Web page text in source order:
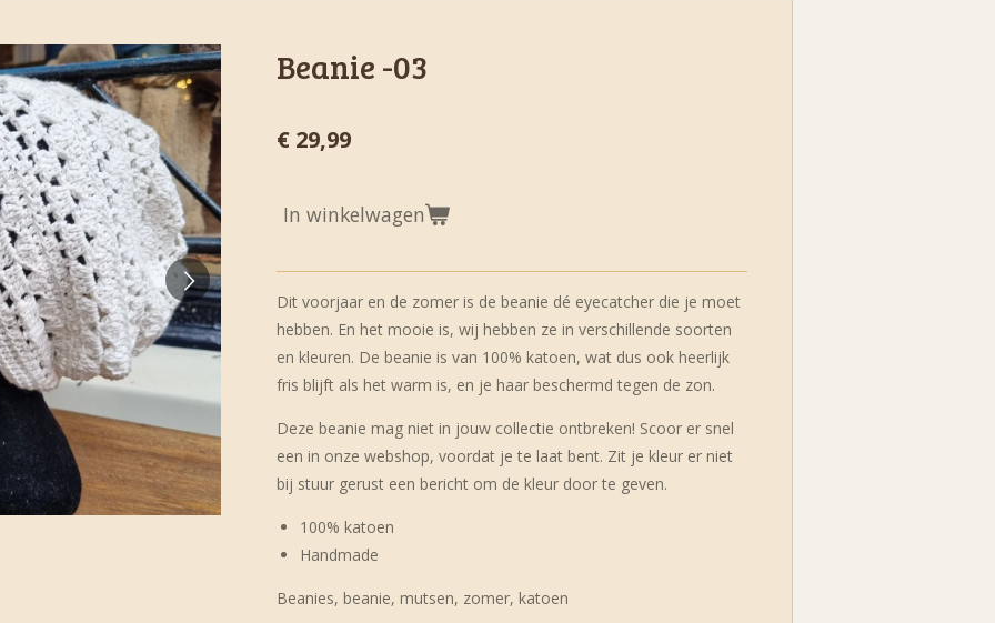
Beanie -03
€ 29,99
In winkelwagen
Dit voorjaar en de zomer is de beanie dé eyecatcher die je moet
hebben. En het mooie is, wij hebben ze in verschillende soorten
en kleuren. De beanie is van 100% katoen, wat dus ook heerlijk
fris blijft als het warm is, en je haar beschermd tegen de zon.
Deze beanie mag niet in jouw collectie ontbreken! Scoor er snel
een in onze webshop, voordat je te laat bent. Zit je kleur er niet
bij stuur gerust een bericht om de kleur door te geven.
100% katoen
Handmade
Beanies, beanie, mutsen, zomer, katoen